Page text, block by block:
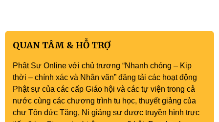
QUAN TÂM & HỖ TRỢ
Phật Sự Online với chủ trương “Nhanh chóng – Kịp
thời – chính xác và Nhân văn” đăng tải các hoạt động
Phật sự của các cấp Giáo hội và các tự viện trong cả
nước cùng các chương trình tu học, thuyết giảng của
chư Tôn đức Tăng, Ni giảng sư được truyền hình trực